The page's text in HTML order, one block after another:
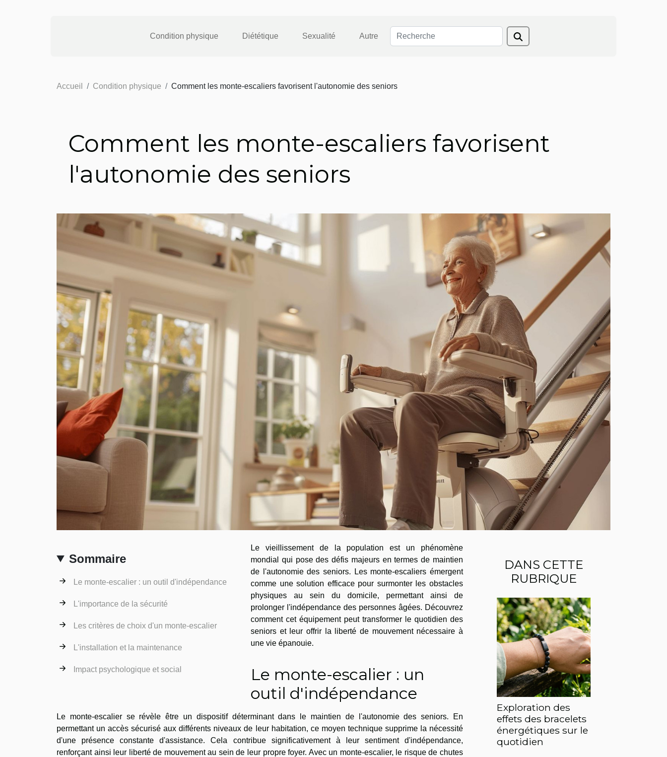
Condition physique Diététique Sexualité Autre
Accueil Condition physique Comment les monte-escaliers favorisent l'autonomie des seniors
Comment les monte-escaliers favorisent
l'autonomie des seniors
Sommaire
Le monte-escalier : un outil d'indépendance
L'importance de la sécurité
Les critères de choix d'un monte-escalier
L'installation et la maintenance
Impact psychologique et social
Le vieillissement de la population est un phénomène
mondial qui pose des défis majeurs en termes de maintien
de l'autonomie des seniors. Les monte-escaliers émergent
comme une solution efficace pour surmonter les obstacles
physiques au sein du domicile, permettant ainsi de
prolonger l'indépendance des personnes âgées. Découvrez
comment cet équipement peut transformer le quotidien des
seniors et leur offrir la liberté de mouvement nécessaire à
une vie épanouie.
Le monte-escalier : un
outil d'indépendance
Le monte-escalier se révèle être un dispositif déterminant dans le maintien de l'autonomie des seniors. En
permettant un accès sécurisé aux différents niveaux de leur habitation, ce moyen technique supprime la nécessité
d'une présence constante d'assistance. Cela contribue significativement à leur sentiment d'indépendance,
renforçant ainsi leur liberté de mouvement au sein de leur propre foyer. Avec un monte-escalier, le risque de chutes
DANS CETTE
RUBRIQUE
Exploration des
effets des bracelets
énergétiques sur le
quotidien